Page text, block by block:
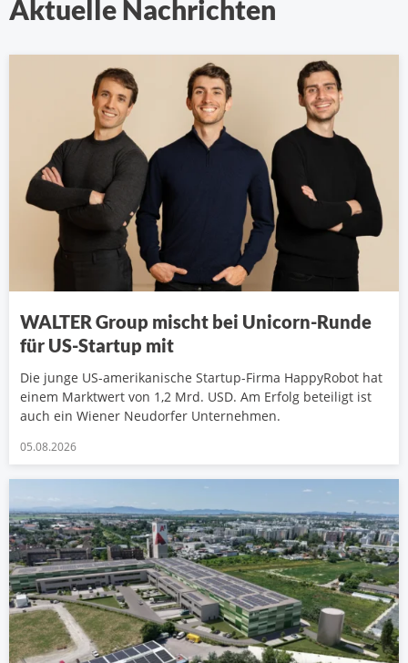
Aktuelle Nachrichten
WALTER Group mischt bei Unicorn-Runde
für US-Startup mit
Die junge US-amerikanische Startup-Firma HappyRobot hat
einem Marktwert von 1,2 Mrd. USD. Am Erfolg beteiligt ist
auch ein Wiener Neudorfer Unternehmen.
05.08.2026